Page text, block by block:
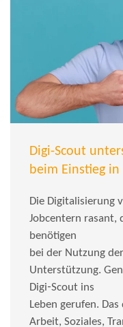
Digi-Scout
beim Einstieg
Die Digitalisierung
Jobcentern rasant,
benötigen
bei der Nutzung
Unterstützung.
Digi‑Scout ins
Leben gerufen.
Arbeit, Soziales,